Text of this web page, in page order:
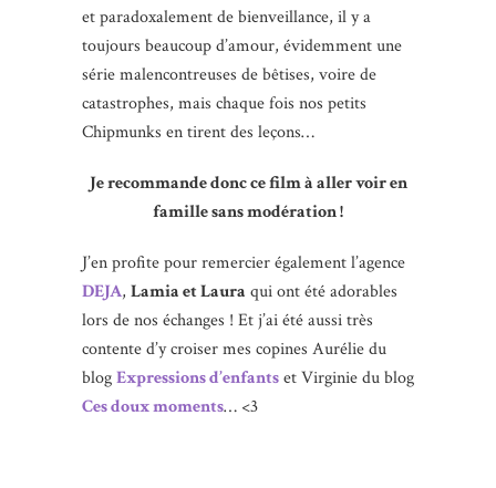
et paradoxalement de bienveillance, il y a
toujours beaucoup d’amour, évidemment une
série malencontreuses de bêtises, voire de
catastrophes, mais chaque fois nos petits
Chipmunks en tirent des leçons…
Je recommande donc ce film à aller voir en
famille sans modération !
J’en profite pour remercier également l’agence
DEJA, Lamia et Laura qui ont été adorables
lors de nos échanges ! Et j’ai été aussi très
contente d’y croiser mes copines Aurélie du
blogExpressions d’enfantset Virginie du blog
Ces doux moments… <3